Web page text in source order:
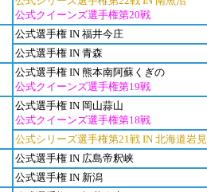
公式クイーンズ選手権第20戦
公式選手権 IN 福井今庄
公式選手権 IN 青森
公式選手権 IN 熊本南阿蘇くぎの
公式クイーンズ選手権第19戦
公式選手権 IN 岡山蒜山
公式クイーンズ選手権第18戦
公式シリーズ選手権第21戦 IN 北海道岩
公式選手権 IN 広島帝釈峡
公式選手権 IN 新潟